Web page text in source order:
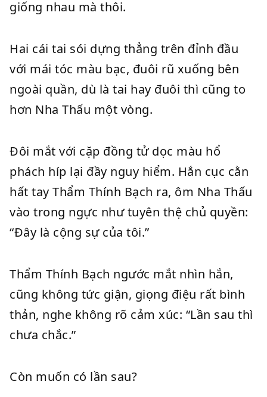
giống nhau mà thôi.
Hai cái tai sói dựng thẳng trên đỉnh đầu
với mái tóc màu bạc, đuôi rũ xuống bên
ngoài quần, dù là tai hay đuôi thì cũng to
hơn Nha Thấu một vòng.
Đôi mắt với cặp đồng tử dọc màu hổ
phách híp lại đầy nguy hiểm. Hắn cục cằn
hất tay Thẩm Thính Bạch ra, ôm Nha Thấu
vào trong ngực như tuyên thệ chủ quyền:
“Đây là cộng sự của tôi.”
Thẩm Thính Bạch ngước mắt nhìn hắn,
cũng không tức giận, giọng điệu rất bình
thản, nghe không rõ cảm xúc: “Lần sau thì
chưa chắc.”
Còn muốn có lần sau?